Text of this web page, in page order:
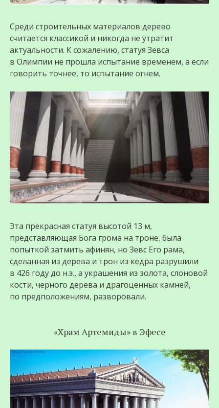
Среди строительных материалов дерево
считается классикой и никогда не утратит
актуальности. К сожалению, статуя Зевса
в Олимпии не прошла испытание временем, а если
говорить точнее, то испытание огнем.
Эта прекрасная статуя высотой 13 м,
представляющая Бога грома на троне, была
попыткой затмить афинян, но Зевс Его рама,
сделанная из дерева и трон из кедра разрушили
в 426 году до н.э., а украшения из золота, слоновой
кости, черного дерева и драгоценных камней,
по предположениям, разворовали.
«Храм Артемиды» в Эфесе